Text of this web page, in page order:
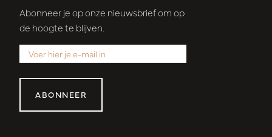
Abonneer je op onze nieuwsbrief om op
de hoogte te blijven.
ABONNEER